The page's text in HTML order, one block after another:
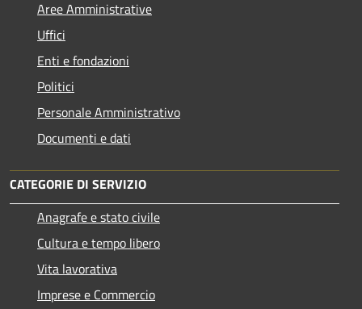
Aree Amministrative
Uffici
Enti e fondazioni
Politici
Personale Amministrativo
Documenti e dati
CATEGORIE DI SERVIZIO
Anagrafe e stato civile
Cultura e tempo libero
Vita lavorativa
Imprese e Commercio